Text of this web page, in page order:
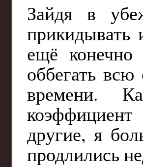
Зайдя в
ещё
оббегать
времени.
другие, я
продлились